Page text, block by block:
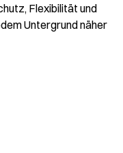
Flexibilität und
Untergrund näher